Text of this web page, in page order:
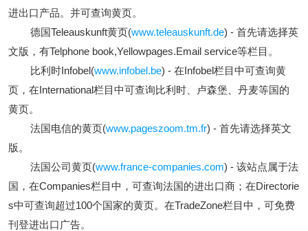
进出口产品。并可查询黄页。
德国Teleauskunft黄页(www.teleauskunft.de) - 首先请选择英
文版，有Telphone book,Yellowpages.Email service等栏目。
比利时Infobel(www.infobel.be) - 在Infobel栏目中可查询黄
页，在International栏目中可查询比利时、卢森堡、丹麦等国的
黄页。
法国电信的黄页(www.pageszoom.tm.fr) - 首先请选择英文
版。
法国公司黄页(www.france-companies.com) - 该站点属于法
国，在Companies栏目中，可查询法国的进出口商；在Directorie
s中可查询超过100个国家的黄页。在TradeZone栏目中，可免费
刊登进出口广告。